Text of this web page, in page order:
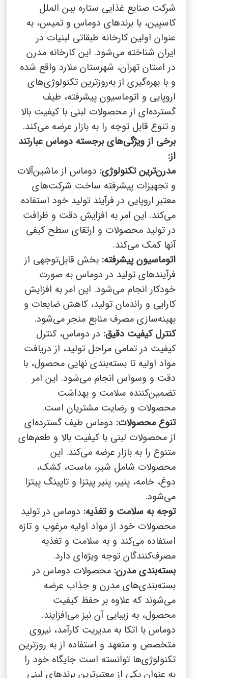
شرکت صنایع غذایی ستاره بین الملل
کاسپین، با برندهای دوماس و تمیس، به
عنوان اولین کارخانه طبقاتی لبنیات در
ایران شناخته می‌شود. این کارخانه مدرن
در استان تهران، شهرستان ملارد واقع شده
و با بهره‌گیری از به‌روزترین تکنولوژی‌های
اروپایی و اتوماسیون پیشرفته، طیف
گسترده‌ای از محصولات لبنی با کیفیت بالا
و تنوع قابل توجه را به بازار عرضه می‌کند.
برخی از ویژگی‌های برجسته دوماس عبارتند
از:
مدرن‌ترین تکنولوژی: دوماس از ماشین‌آلات
و تجهیزات پیشرفته ساخت شرکت‌های
معتبر اروپایی در فرآیند تولید خود استفاده
می‌کند. این امر به افزایش دقت و ظرافت
در تولید محصولات و ارتقای سطح کیفی
آنها کمک می‌کند.
اتوماسیون پیشرفته: بخش قابل‌توجهی از
فرآیندهای تولید در دوماس به صورت
خودکار انجام می‌شود. این امر به افزایش
کارایی و راندمان تولید، کاهش ضایعات و
بهینه‌سازی مصرف منابع منجر می‌شود.
کنترل کیفیت دقیق: در دوماس، کنترل
کیفیت در تمامی مراحل تولید، از دریافت
مواد اولیه تا بسته‌بندی نهایی محصول، با
دقت و وسواس انجام می‌شود. این امر
تضمین‌کننده سلامت و بهداشت
محصولات و رضایت مشتریان است.
تنوع محصولات: دوماس طیف گسترده‌ای
از محصولات لبنی با کیفیت بالا و طعم‌های
متنوع را به بازار عرضه می‌کند. این
محصولات شامل شیر، ماست، کشک،
دوغ، خامه، پنیر، پنیر پیتزا و تاپینگ پیتزا
می‌شود.
توجه به سلامت و تغذیه: دوماس در تولید
محصولات خود از مواد اولیه مرغوب و تازه
استفاده می‌کند و به سلامت و تغذیه
مصرف‌کنندگان توجه ویژه‌ای دارد.
بسته‌بندی مدرن: محصولات دوماس در
بسته‌بندی‌های مدرن و جذاب عرضه
می‌شوند که علاوه بر حفظ کیفیت
محصول، به زیبایی آن نیز می‌افزایند.
دوماس با اتکا به مدیریت کارآمد، نیروی
متخصص و متعهد و استفاده از به روزترین
تکنولوژی‌ها توانسته است جایگاه خود را
به عنوان یکی از معتبرترین برندهای لبنی